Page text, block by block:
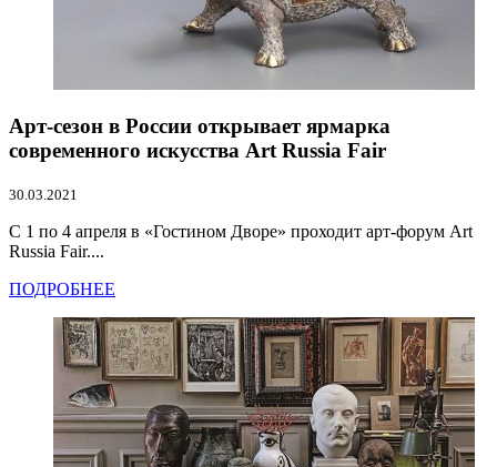
Арт-сезон в России открывает ярмарка
современного искусства Art Russia Fair
30.03.2021
С 1 по 4 апреля в «Гостином Дворе» проходит арт-форум Art
Russia Fair....
ПОДРОБНЕЕ